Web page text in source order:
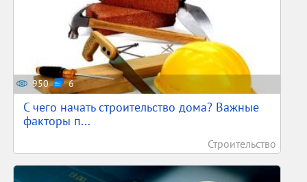
950 6
С чего начать строительство дома? Важные
факторы п...
Строительство